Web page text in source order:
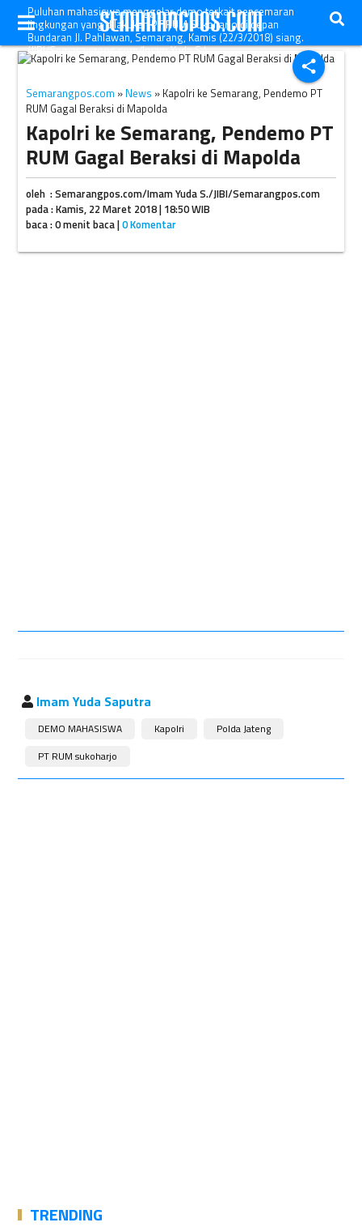
share
Puluhan mahasiswa menggelar demo terkait pencemaran
lingkungan yang dilakukan PT RUM Sukoharjo di depan
Bundaran Jl. Pahlawan, Semarang, Kamis (22/3/2018) siang.
(JIBI/Semarangpos.com/Imam Yuda S.)
Semarangpos.com » News » Kapolri ke Semarang, Pendemo PT
RUM Gagal Beraksi di Mapolda
Kapolri ke Semarang, Pendemo PT
RUM Gagal Beraksi di Mapolda
oleh : Semarangpos.com/Imam Yuda S./JIBI/Semarangpos.com
pada : Kamis, 22 Maret 2018 | 18:50 WIB
baca : 0 menit baca |0 Komentar
Imam Yuda Saputra
DEMO MAHASISWA Kapolri
Polda Jateng
PT RUM sukoharjo
TRENDING